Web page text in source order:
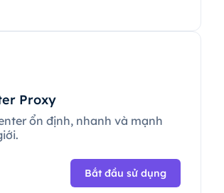
Proxy
ổn định, nhanh và mạnh
Bắt đầu sử dụng